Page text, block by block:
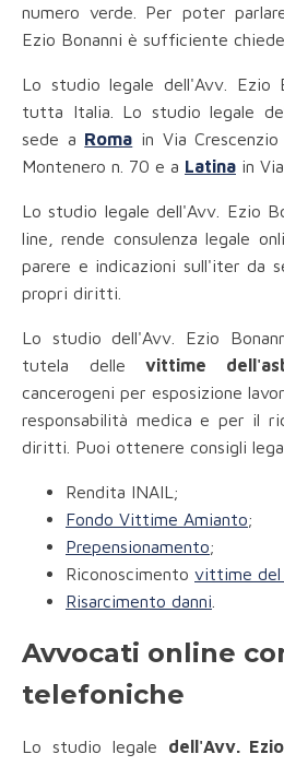
numero verde. Per poter
Ezio Bonanni è sufficiente
Lo studio legale dell'Avv. Ezio
tutta Italia. Lo studio legale
sede a Roma in Via
Montenero n. 70 e a Latina in
Lo studio legale dell'Avv. Ezio
line, rende consulenza legale
parere e indicazioni sull'iter da
propri diritti.
Lo studio dell'Avv. Ezio
tutela dellevittime
cancerogeni per esposizione
responsabilità medica e per il
diritti. Puoi ottenere consigli
Rendita INAIL;
Fondo Vittime Amianto;
Prepensionamento;
Riconoscimento vittime del
Risarcimento danni
Avvocati online
telefoniche
Lo studio legale dell'Avv.